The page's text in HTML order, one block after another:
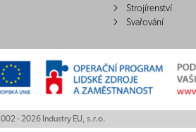
Strojírenství
Svařování
- 2026 Industry EU, s.r.o.